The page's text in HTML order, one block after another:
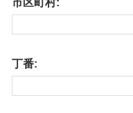
丁番: